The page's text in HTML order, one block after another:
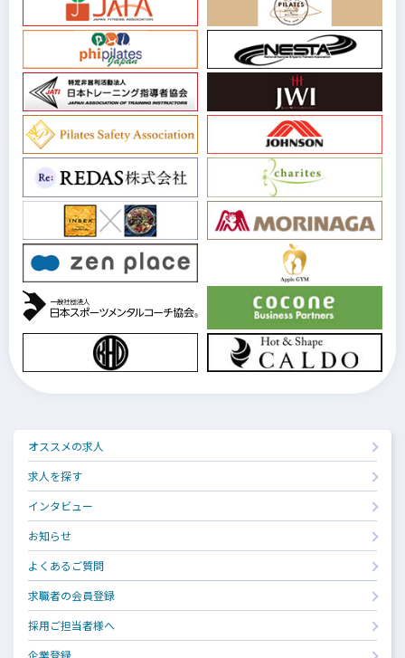
オススメの求人
求人を探す
インタビュー
お知らせ
よくあるご質問
求職者の会員登録
採用ご担当者様へ